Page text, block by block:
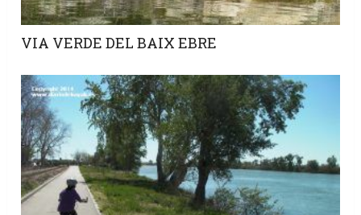
VIA VERDE DEL BAIX EBRE